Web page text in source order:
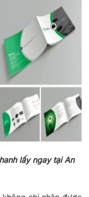
lấy ngay tại An